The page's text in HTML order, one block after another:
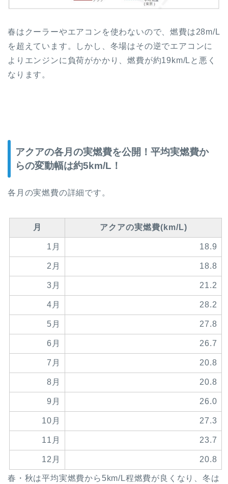
春はクーラーやエアコンを使わないので、燃費は28m/L
を超えています。しかし、冬場はその逆でエアコンに
よりエンジンに負荷がかかり、燃費が約19km/Lと悪く
なります。
アクアの各月の実燃費を公開！平均実燃費か
らの変動幅は約5km/L！
各月の実燃費の詳細です。
月 アクアの実燃費(km/L)
1月 18.9
2月 18.8
3月 21.2
4月 28.2
5月 27.8
6月 26.7
7月 20.8
8月 20.8
9月 26.0
10月 27.3
11月 23.7
12月 20.8
春・秋は平均実燃費から5km/L程燃費が良くなり、冬は